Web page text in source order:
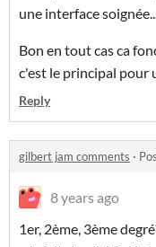
une interface
Bon en tout cas ca
c'est le principal pour
Reply
gilbert jam comments ·
8 years ago
1er, 2ème, 3ème